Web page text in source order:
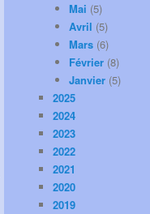
Mai (5)
Avril (5)
Mars (6)
Février (8)
Janvier (5)
2025
2024
2023
2022
2021
2020
2019